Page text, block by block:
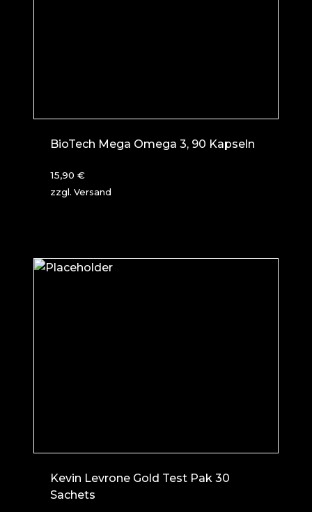
BioTech Mega Omega 3, 90 Kapseln
15,90 €
zzgl. Versand
Kevin Levrone Gold Test Pak 30
Sachets